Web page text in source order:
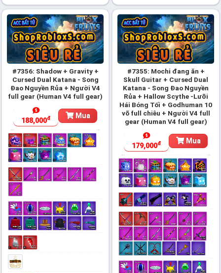
#7356: Shadow + Gravity +
Cursed Dual Katana - Song
Đao Nguyền Rủa + Người V4
full gear (Human V4 full gear)
188,000đ Mua
#7355: Mochi đang ăn +
Skull Guitar + Cursed Dual
Katana - Song Đao Nguyền
Rủa + Hallow Scythe -Lưỡi
Hái Bóng Tối + Godhuman 10
võ full chiêu + Người V4 full
gear (Human V4 full gear)
179,000đ Mua